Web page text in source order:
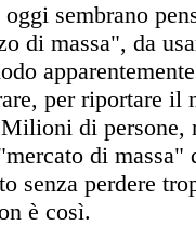
sembrano
di massa", da
per riportare il
di
di massa"
senza perdere
è così.